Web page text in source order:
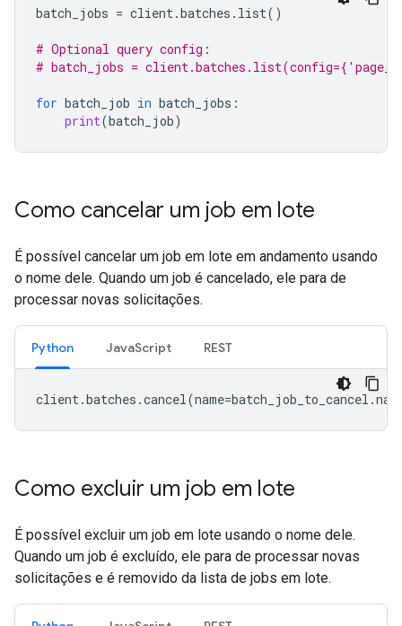
batch_jobs = client.batches . list()
# Optional query config:
# batch_jobs =
for batch_job in batch_jobs :
print(batch_job)
Como cancelar um job em lote
É possível cancelar um job em lote em andamento usando
o nome dele. Quando um job é cancelado, ele para de
processar novas solicitações.
Python JavaScript REST
client.batches .cancel(name=batch_job_to_cancel .
Como excluir um job em lote
É possível excluir um job em lote usando o nome dele.
Quando um job é excluído, ele para de processar novas
solicitações e é removido da lista de jobs em lote.